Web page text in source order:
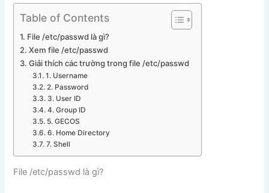
Table of Contents
File /etc/passwd là gì?
Xem file /etc/passwd
Giải thích các trường trong file /etc/passwd
1. Username
2. Password
3. User ID
4. Group ID
5. GECOS
6. Home Directory
7. Shell
File /etc/passwd là gì?